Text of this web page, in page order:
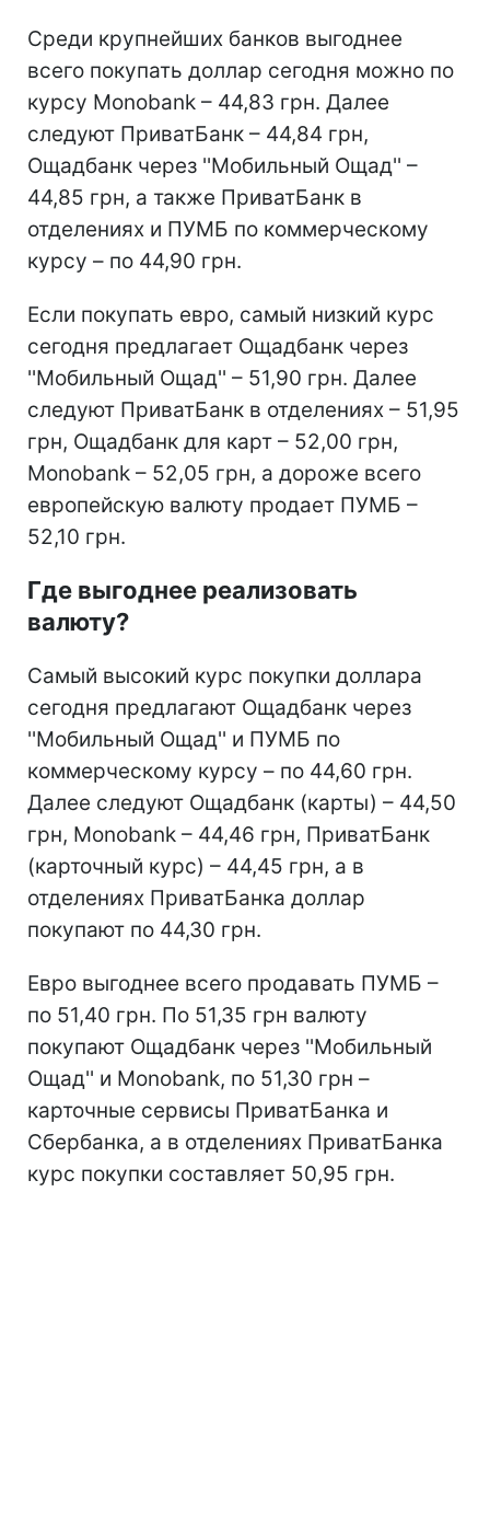
Среди крупнейших банков выгоднее
всего покупать доллар сегодня можно по
курсу Monobank – 44,83 грн. Далее
следуют ПриватБанк – 44,84 грн,
Ощадбанк через ''Мобильный Ощад'' –
44,85 грн, а также ПриватБанк в
отделениях и ПУМБ по коммерческому
курсу – по 44,90 грн.
Если покупать евро, самый низкий курс
сегодня предлагает Ощадбанк через
''Мобильный Ощад'' – 51,90 грн. Далее
следуют ПриватБанк в отделениях – 51,95
грн, Ощадбанк для карт – 52,00 грн,
Monobank – 52,05 грн, а дороже всего
европейскую валюту продает ПУМБ –
52,10 грн.
Где выгоднее реализовать
валюту?
Самый высокий курс покупки доллара
сегодня предлагают Ощадбанк через
''Мобильный Ощад'' и ПУМБ по
коммерческому курсу – по 44,60 грн.
Далее следуют Ощадбанк (карты) – 44,50
грн, Monobank – 44,46 грн, ПриватБанк
(карточный курс) – 44,45 грн, а в
отделениях ПриватБанка доллар
покупают по 44,30 грн.
Евро выгоднее всего продавать ПУМБ –
по 51,40 грн. По 51,35 грн валюту
покупают Ощадбанк через ''Мобильный
Ощад'' и Monobank, по 51,30 грн –
карточные сервисы ПриватБанка и
Сбербанка, а в отделениях ПриватБанка
курс покупки составляет 50,95 грн.